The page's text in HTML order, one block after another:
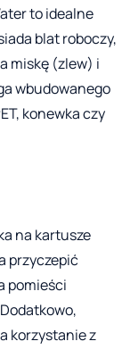
to idealne
blat roboczy,
miskę (zlew) i
wbudowanego
konewka czy
na kartusze
przyczepić
pomieści
korzystanie z